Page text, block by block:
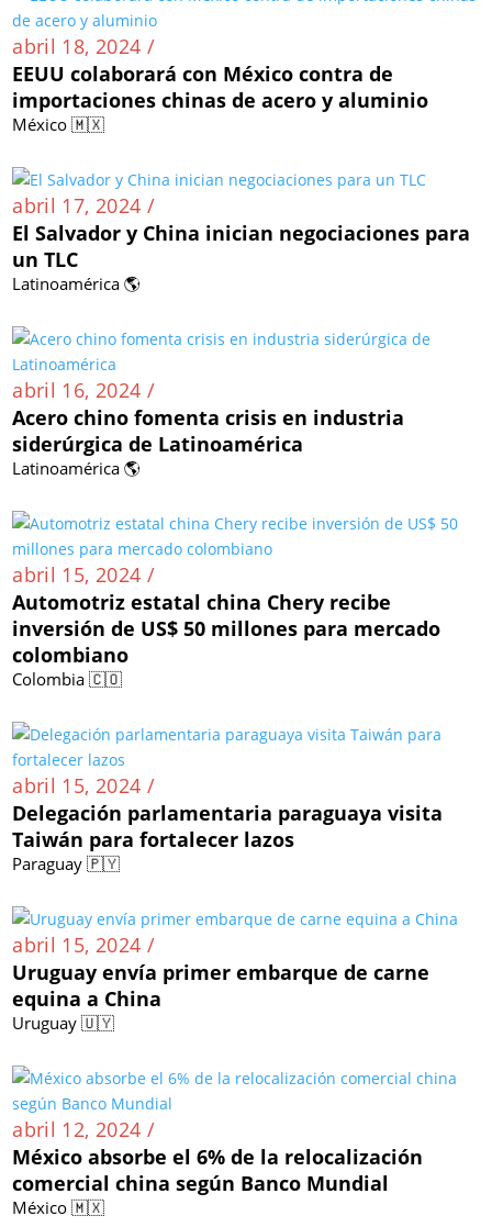
abril 18, 2024 /
EEUU colaborará con México contra de
importaciones chinas de acero y aluminio
México 🇲🇽
abril 17, 2024 /
El Salvador y China inician negociaciones para
un TLC
Latinoamérica 🌎
abril 16, 2024 /
Acero chino fomenta crisis en industria
siderúrgica de Latinoamérica
Latinoamérica 🌎
abril 15, 2024 /
Automotriz estatal china Chery recibe
inversión de US$ 50 millones para mercado
colombiano
Colombia 🇨🇴
abril 15, 2024 /
Delegación parlamentaria paraguaya visita
Taiwán para fortalecer lazos
Paraguay 🇵🇾
abril 15, 2024 /
Uruguay envía primer embarque de carne
equina a China
Uruguay 🇺🇾
abril 12, 2024 /
México absorbe el 6% de la relocalización
comercial china según Banco Mundial
México 🇲🇽